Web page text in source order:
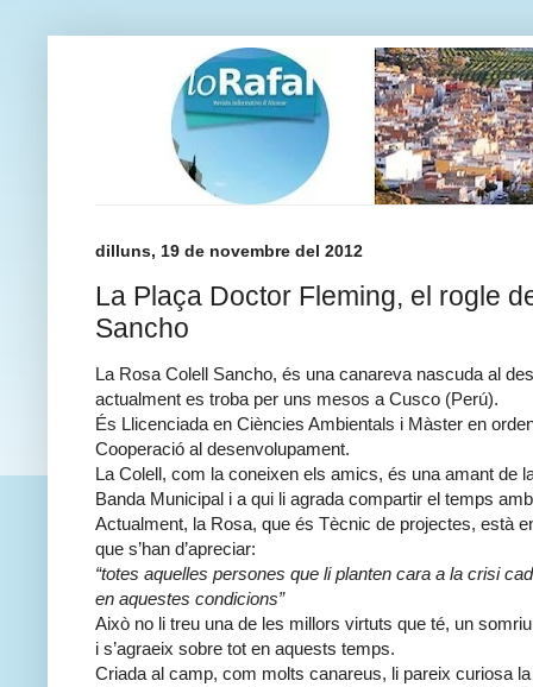
dilluns, 19 de novembre del 2012
La Plaça Doctor Fleming, el rogle
Sancho
La Rosa Colell Sancho, és una canareva nascuda al
actualment es troba per uns mesos a Cusco (Perú).
És Llicenciada en Ciències Ambientals i Màster en
Cooperació al desenvolupament.
La Colell, com la coneixen els amics, és una amant de
Banda Municipal i a qui li agrada compartir el temps
Actualment, la Rosa, que és Tècnic de projectes, està
que s’han d’apreciar:
“totes aquelles persones que li planten cara a la crisi
en aquestes condicions”
Això no li treu una de les millors virtuts que té, un
i s’agraeix sobre tot en aquests temps.
Criada al camp, com molts canareus, li pareix curiosa